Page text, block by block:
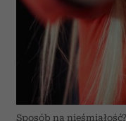
Sposób na